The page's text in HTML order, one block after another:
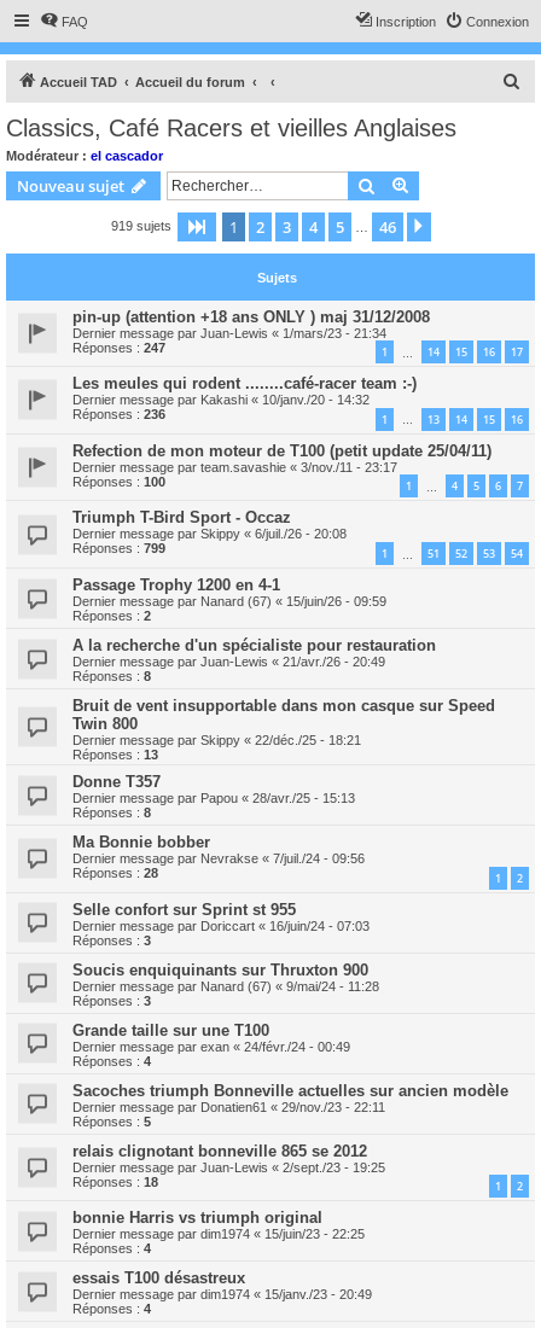
FAQ Connexion
Inscription
Accueil TAD Accueil du forum
c
r
Classics, Café Racers et vieilles Anglaises
Modérateur : el cascador
Nouveau sujet Rechercher
919 sujets Page 1sur46
1 2 3 4 5 46
Sujets
pin-up (attention +18 ans ONLY ) maj 31/12/2008
Dernier message par Juan-Lewis « 1/mars/23 - 21:34
Réponses : 247 1 14 15 16 17
Les meules qui rodent ........café-racer team :-)
Dernier message par Kakashi « 10/janv./20 - 14:32
Réponses : 236 1 … 13 14 15 16
Refection de mon moteur de T100 (petit update 25/04/11)
Dernier message par team.savashie « 3/nov./11 - 23:17
Réponses : 100 1 4 5 6 7
Triumph T-Bird Sport - Occaz
Dernier message par Skippy « 6/juil./26 - 20:08
Réponses : 799 1 51 52 53 54
Passage Trophy 1200 en 4-1
Dernier message par Nanard (67) « 15/juin/26 - 09:59
Réponses : 2
A la recherche d'un spécialiste pour restauration
Dernier message par Juan-Lewis « 21/avr./26 - 20:49
Réponses : 8
Bruit de vent insupportable dans mon casque sur Speed
Twin 800
Dernier message par Skippy « 22/déc./25 - 18:21
Réponses : 13
Donne T357
Dernier message par Papou « 28/avr./25 - 15:13
Réponses : 8
Ma Bonnie bobber
Dernier message par Nevrakse « 7/juil./24 - 09:56
Réponses : 28 1 2
Selle confort sur Sprint st 955
Dernier message par Doriccart « 16/juin/24 - 07:03
Réponses : 3
Soucis enquiquinants sur Thruxton 900
Dernier message par Nanard (67) « 9/mai/24 - 11:28
Réponses : 3
Grande taille sur une T100
Dernier message par exan « 24/févr./24 - 00:49
Réponses : 4
Sacoches triumph Bonneville actuelles sur ancien modèle
Dernier message par Donatien61 « 29/nov./23 - 22:11
Réponses : 5
relais clignotant bonneville 865 se 2012
Dernier message par Juan-Lewis « 2/sept./23 - 19:25
Réponses : 18 1 2
bonnie Harris vs triumph original
Dernier message par dim1974 « 15/juin/23 - 22:25
Réponses : 4
essais T100 désastreux
Dernier message par dim1974 « 15/janv./23 - 20:49
Réponses : 4